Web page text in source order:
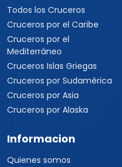
Todos los Cruceros
Cruceros por el Caribe
Cruceros por el
Mediterráneo
Cruceros Islas Griegas
Cruceros por Sudamérica
Cruceros por Asia
Cruceros por Alaska
Informacion
Quienes somos